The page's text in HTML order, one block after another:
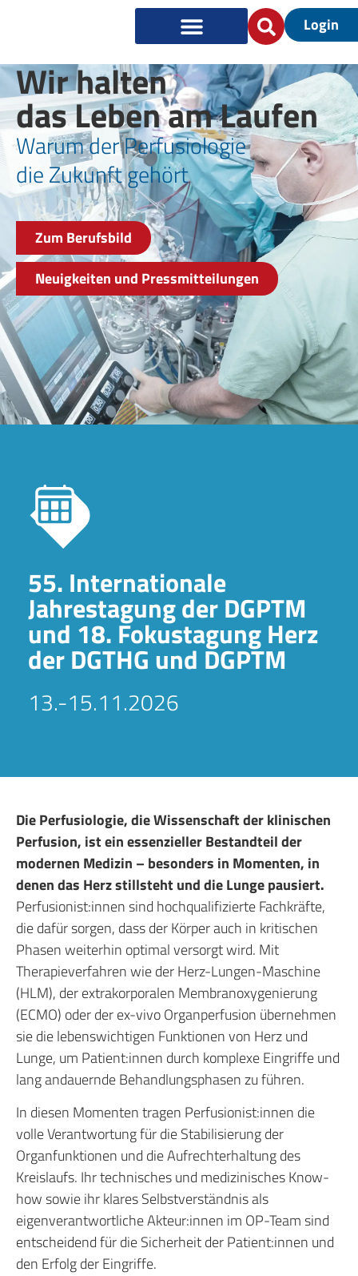
Login
Wir halten
das Leben am Laufen
Warum der Perfusiologie
die Zukunft gehört
Zum Berufsbild
Neuigkeiten und Pressmitteilungen
55. Internationale
Jahrestagung der DGPTM
und 18. Fokustagung Herz
der DGTHG und DGPTM
13.-15.11.2026
Die Perfusiologie, die Wissenschaft der klinischen
Perfusion, ist ein essenzieller Bestandteil der
modernen Medizin – besonders in Momenten, in
denen das Herz stillsteht und die Lunge pausiert.
Perfusionist:innen sind hochqualifizierte Fachkräfte,
die dafür sorgen, dass der Körper auch in kritischen
Phasen weiterhin optimal versorgt wird. Mit
Therapieverfahren wie der Herz-Lungen-Maschine
(HLM), der extrakorporalen Membranoxygenierung
(ECMO) oder der ex-vivo Organperfusion übernehmen
sie die lebenswichtigen Funktionen von Herz und
Lunge, um Patient:innen durch komplexe Eingriffe und
lang andauernde Behandlungsphasen zu führen.
In diesen Momenten tragen Perfusionist:innen die
volle Verantwortung für die Stabilisierung der
Organfunktionen und die Aufrechterhaltung des
Kreislaufs. Ihr technisches und medizinisches Know-
how sowie ihr klares Selbstverständnis als
eigenverantwortliche Akteur:innen im OP-Team sind
entscheidend für die Sicherheit der Patient:innen und
den Erfolg der Eingriffe.